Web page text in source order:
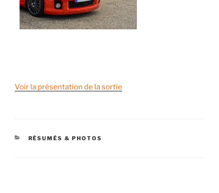
Voir la présentation de la sortie
CATÉGORIES
RÉSUMÉS & PHOTOS